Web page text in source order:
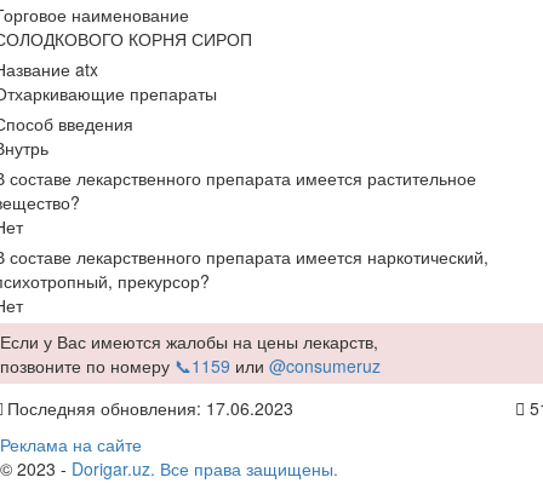
наименование
КОРНЯ СИРОП
atx
препараты
введения
составе лекарственного препарата имеется растительное
составе лекарственного препарата имеется наркотический,
прекурсор?
Если у Вас имеются жалобы на цены лекарств,
позвоните по номеру 📞1159 или @consumeruz
Последняя обновления: 17.06.2023
Реклама на сайте
© 2023 - Dorigar.uz. Все права защищены.